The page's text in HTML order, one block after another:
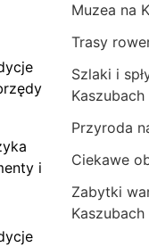
i
Muzea na
Trasy
Szlaki i
Kaszubach
Przyroda
Ciekawe
Zabytki
Kaszubach